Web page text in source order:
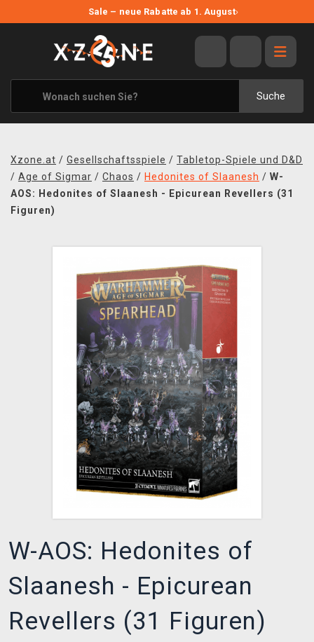
Sale – neue Rabatte ab 1. August›
Suche
ANGEBOTE
ALLE MARKEN
XZONE ORIGINALS
KLEIDUNG & ACCESSOIRES
BÜCHER & COMICS
BRETT- UND KARTENSPIELE
XZONE CLUB
Xzone.at / Gesellschaftsspiele / Tabletop-Spiele und D&D
/ Age of Sigmar / Chaos / Hedonites of Slaanesh / W-
AOS: Hedonites of Slaanesh - Epicurean Revellers (31
Figuren)
W-AOS: Hedonites of
Slaanesh - Epicurean
Revellers (31 Figuren)